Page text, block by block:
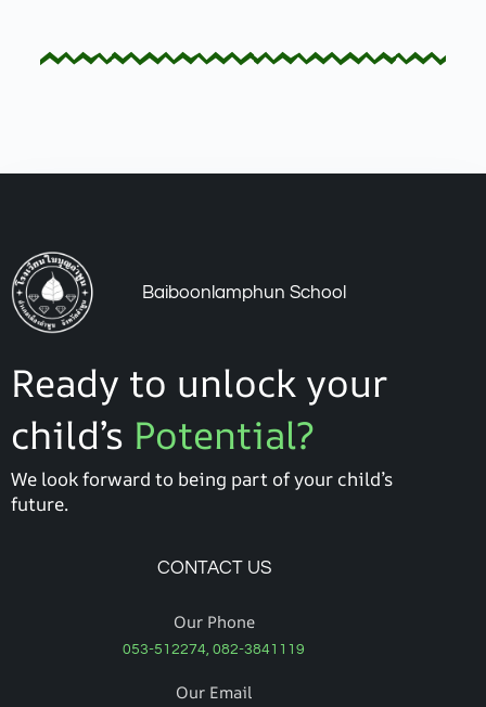
Baiboonlamphun School
Ready to unlock your
child’s Potential?
We look forward to being part of your child’s
future.
CONTACT US
Our Phone
053-512274, 082-3841119
Our Email